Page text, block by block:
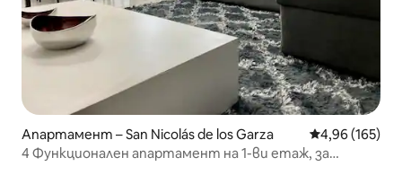
Апартамент – San Nicolás de los Garza Средна
4,96 (165)
4 Функционален апартамент на 1-ви етаж, за